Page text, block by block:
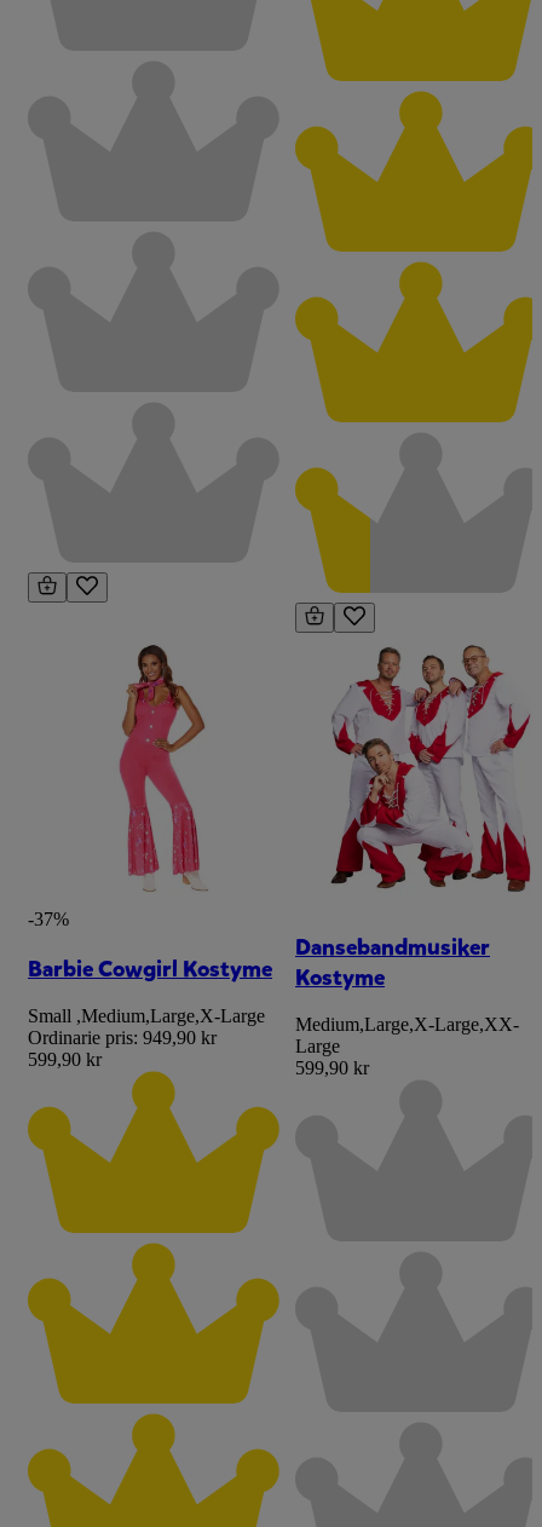
-37%
Barbie Cowgirl Kostyme
Small ,Medium,Large,X-Large
Ordinarie pris: 949,90 kr
599,90 kr
Dansebandmusiker
Kostyme
Medium,Large,X-Large,XX-
Large
599,90 kr